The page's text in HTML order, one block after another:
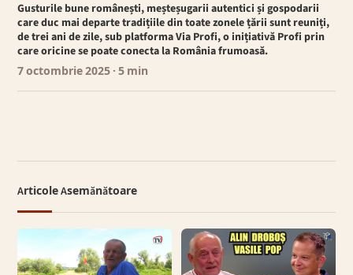
Gusturile bune românești, meșteșugarii autentici și gospodarii
care duc mai departe tradițiile din toate zonele țării sunt reuniți,
de trei ani de zile, sub platforma Via Profi, o inițiativă Profi prin
care oricine se poate conecta la România frumoasă.
7 octombrie 2025 · 5 min
Articole Asemănătoare